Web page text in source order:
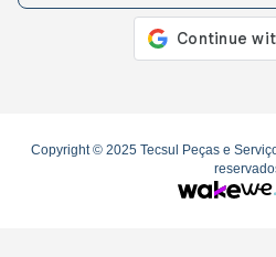
Copyright © 2025 Tecsul Peças e